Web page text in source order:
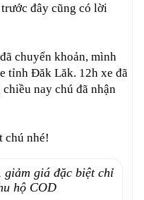
đây cũng có lời
chuyển khoản, mình
tỉnh Đăk Lăk. 12h xe đã
nay chú đã nhận
chú nhé!
giảm giá đặc biệt chỉ
hộ COD